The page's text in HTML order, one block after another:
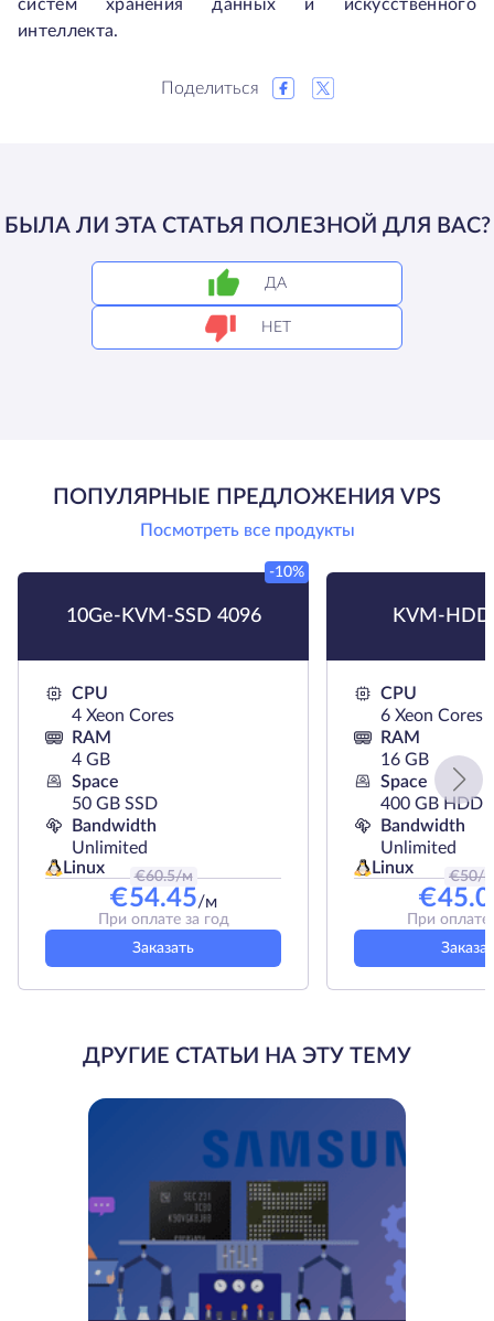
систем хранения данных и искусственного
интеллекта.
Поделиться
БЫЛА ЛИ ЭТА СТАТЬЯ ПОЛЕЗНОЙ ДЛЯ ВАС?
ДА
НЕТ
ПОПУЛЯРНЫЕ ПРЕДЛОЖЕНИЯ VPS
Посмотреть все продукты
10Ge-KVM-SSD 4096
-10%
CPU
4 Xeon Cores
RAM
4 GB
Space
50 GB SSD
Bandwidth
Unlimited
Linux
€60.5/м
€54.45/м
При оплате за год
Заказать
KVM-
CPU
6 Xeon Cores
RAM
16 GB
Space
400 GB HDD
Bandwidth
Unlimited
Linux
€50/м
€
При оплате
ДРУГИЕ СТАТЬИ НА ЭТУ ТЕМУ